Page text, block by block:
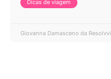
Dicas de viagem
Giovanna Damasceno da Resolvvi